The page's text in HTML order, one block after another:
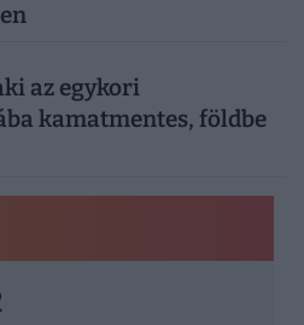
az egykori
kamatmentes, földbe